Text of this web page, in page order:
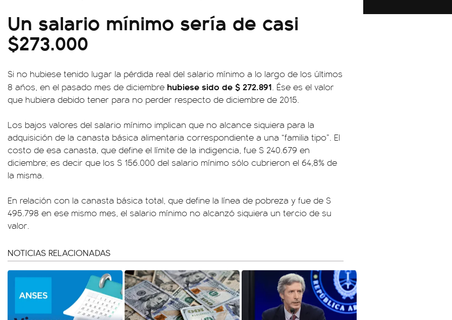
Un salario mínimo sería de casi
$273.000
Si no hubiese tenido lugar la pérdida real del salario mínimo a lo largo de los últimos
8 años, en el pasado mes de diciembre hubiese sido de $ 272.891. Ése es el valor
que hubiera debido tener para no perder respecto de diciembre de 2015.
Los bajos valores del salario mínimo implican que no alcance siquiera para la
adquisición de la canasta básica alimentaria correspondiente a una “familia tipo”. El
costo de esa canasta, que define el límite de la indigencia, fue $ 240.679 en
diciembre; es decir que los $ 156.000 del salario mínimo sólo cubrieron el 64,8% de
la misma.
En relación con la canasta básica total, que define la línea de pobreza y fue de $
495.798 en ese mismo mes, el salario mínimo no alcanzó siquiera un tercio de su
valor.
NOTICIAS RELACIONADAS
encontrar similitudes entre
declaraciones que hizo tras